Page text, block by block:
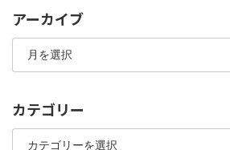
アーカイブ
ア
カ
ブ
カテゴリー
カ